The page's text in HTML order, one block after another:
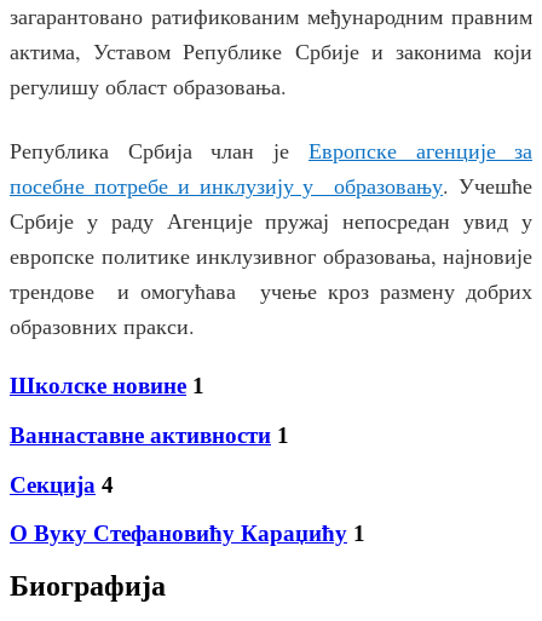
загарантовано ратификованим међународним правним
актима, Уставом Републике Србије и законима који
регулишу област образовања.
Република Србија члан је Европске агенције за
посебне потребе и инклузију у образовању. Учешће
Србије у раду Агенције пружај непосредан увид у
европске политике инклузивног образовања, најновије
трендове и омогућава учење кроз размену добрих
образовних пракси.
Школске новине 1
Ваннаставне активности 1
Секција 4
О Вуку Стефановићу Караџићу 1
Биографија